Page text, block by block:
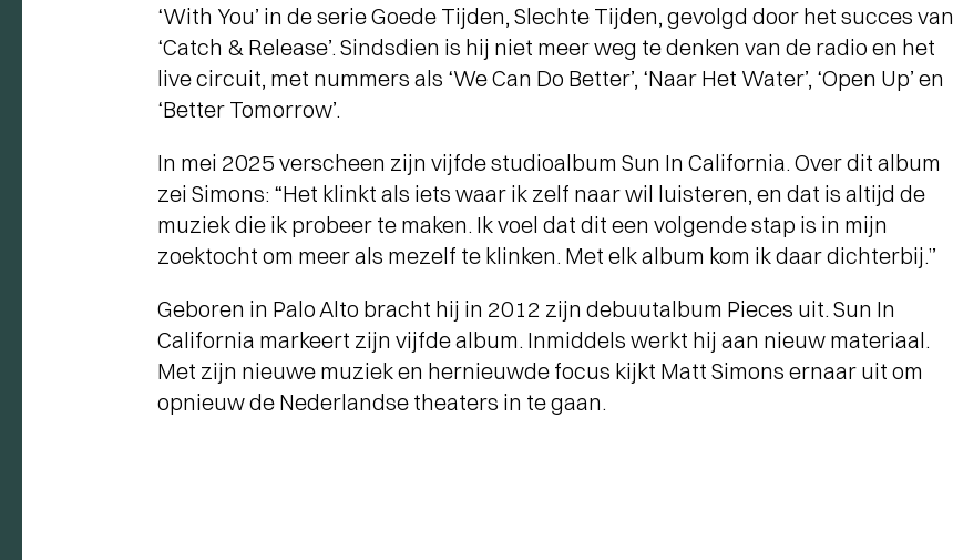
‘With You’ in de serie Goede Tijden, Slechte Tijden, gevolgd door het succes van
‘Catch & Release’. Sindsdien is hij niet meer weg te denken van de radio en het
live circuit, met nummers als ‘We Can Do Better’, ‘Naar Het Water’, ‘Open Up’ en
‘Better Tomorrow’.
In mei 2025 verscheen zijn vijfde studioalbum Sun In California. Over dit album
zei Simons: “Het klinkt als iets waar ik zelf naar wil luisteren, en dat is altijd de
muziek die ik probeer te maken. Ik voel dat dit een volgende stap is in mijn
zoektocht om meer als mezelf te klinken. Met elk album kom ik daar dichterbij.”
Geboren in Palo Alto bracht hij in 2012 zijn debuutalbum Pieces uit. Sun In
California markeert zijn vijfde album. Inmiddels werkt hij aan nieuw materiaal.
Met zijn nieuwe muziek en hernieuwde focus kijkt Matt Simons ernaar uit om
opnieuw de Nederlandse theaters in te gaan.